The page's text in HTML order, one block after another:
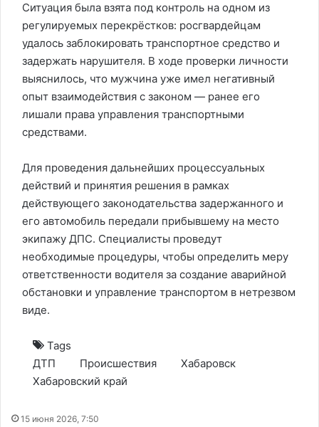
Ситуация была взята под контроль на одном из
регулируемых перекрёстков: росгвардейцам
удалось заблокировать транспортное средство и
задержать нарушителя. В ходе проверки личности
выяснилось, что мужчина уже имел негативный
опыт взаимодействия с законом — ранее его
лишали права управления транспортными
средствами.
Для проведения дальнейших процессуальных
действий и принятия решения в рамках
действующего законодательства задержанного и
его автомобиль передали прибывшему на место
экипажу ДПС. Специалисты проведут
необходимые процедуры, чтобы определить меру
ответственности водителя за создание аварийной
обстановки и управление транспортом в нетрезвом
виде.
Tags
ДТП
Происшествия
Хабаровск
Хабаровский край
15 июня 2026, 7:50